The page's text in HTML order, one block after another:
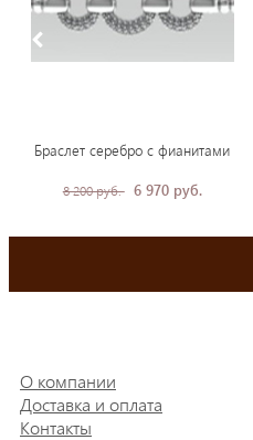
Браслет серебро с фианитами
8 200 руб. 6 970 руб.
О компании
Доставка и оплата
Контакты